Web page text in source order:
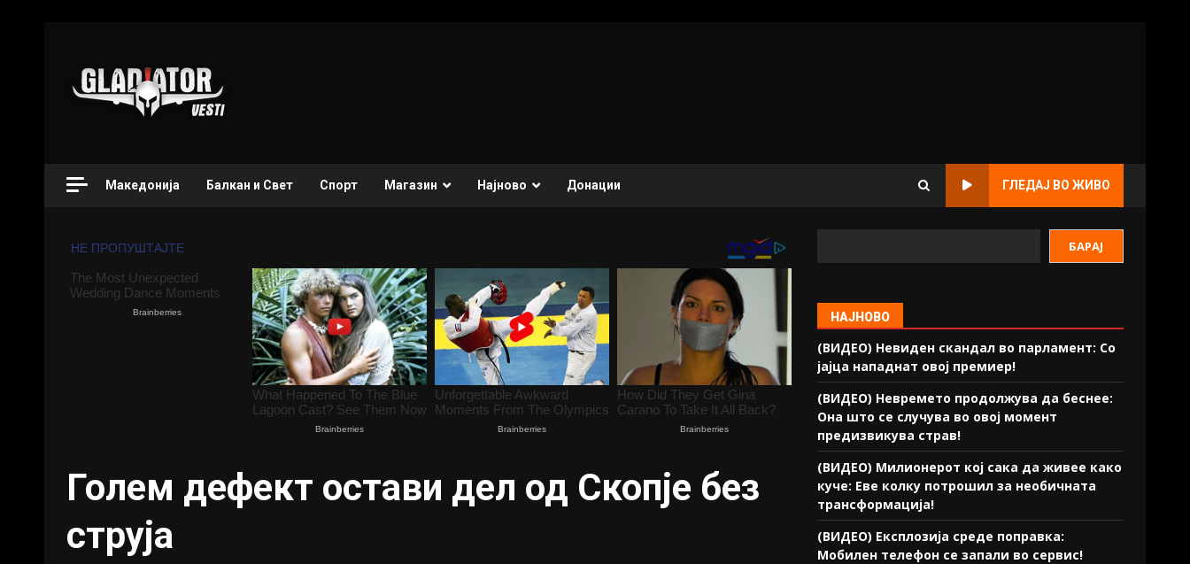
Македонија Балкан и Свет Спорт Магазин Најново Донации ГЛЕДАЈ ВО ЖИВО
Голем дефект остави дел од Скопје без
струја
БАРАЈ
НАЈНОВО
(ВИДЕО) Невиден скандал во парламент: Со
јајца нападнат овој премиер!
(ВИДЕО) Невремето продолжува да беснее:
Она што се случува во овој момент
предизвикува страв!
(ВИДЕО) Милионерот кој сака да живее како
куче: Еве колку потрошил за необичната
трансформација!
(ВИДЕО) Експлозија среде поправка:
Мобилен телефон се запали во сервис!